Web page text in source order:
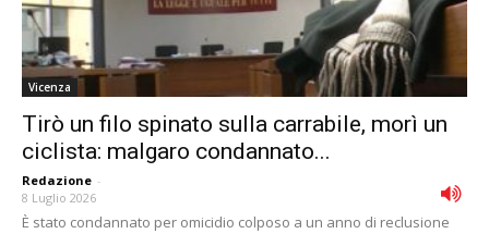
Vicenza
Tirò un filo spinato sulla carrabile, morì un
ciclista: malgaro condannato...
Redazione -
8 Luglio 2026
È stato condannato per omicidio colposo a un anno di reclusione